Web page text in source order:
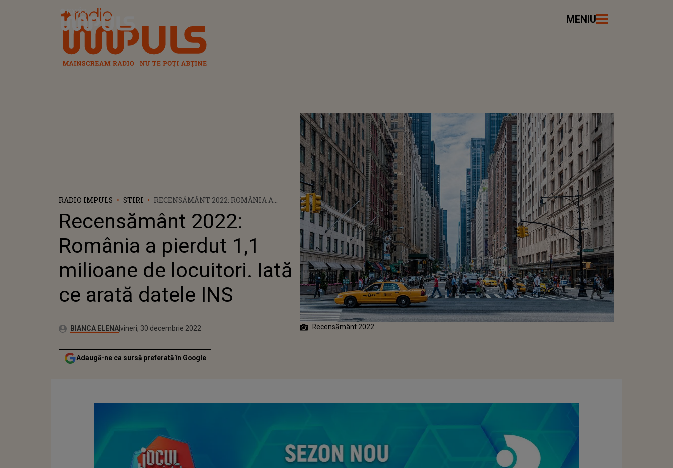
Radio Impuls MENIU
RADIO IMPULS STIRI
RECENSĂMÂNT 2022: ROMÂNIA A
IATĂ CE ARATĂ DATELE INS
Recensământ 2022:
România a pierdut 1,1
milioane de locuitori. Iată
ce arată datele INS
Autor:BIANCA ELENAPublicat:
vineri, 30 decembrie 2022
Adaugă-ne ca sursă preferată în Google
Recensământ 2022